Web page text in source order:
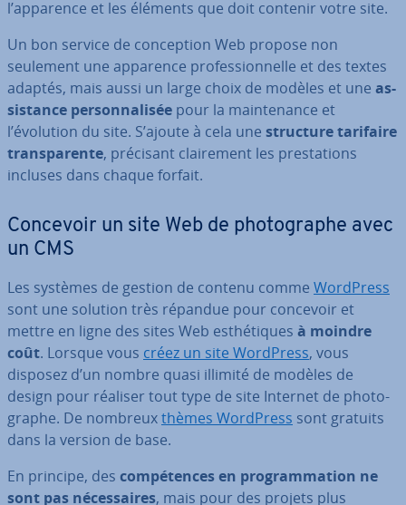
l’apparence et les éléments que doit contenir votre site.
Un bon service de con­cep­tion Web propose non
seulement une apparence pro­fes­sion­nelle et des textes
adaptés, mais aussi un large choix de modèles et une as­
sis­tance per­son­na­li­sée pour la main­te­nance et
l’évolution du site. S’ajoute à cela une structure tarifaire
trans­pa­rente, précisant clai­re­ment les pres­ta­tions
incluses dans chaque forfait.
Concevoir un site Web de pho­to­graphe avec
un CMS
Les systèmes de gestion de contenu comme WordPress
sont une solution très répandue pour concevoir et
mettre en ligne des sites Web es­thé­tiques à moindre
coût. Lorsque vous créez un site WordPress, vous
disposez d’un nombre quasi illimité de modèles de
design pour réaliser tout type de site Internet de pho­to­
graphe. De nombreuxthèmes WordPress sont gratuits
dans la version de base.
En principe, des com­pé­tences en pro­gram­ma­tion ne
sont pas né­ces­saires, mais pour des projets plus